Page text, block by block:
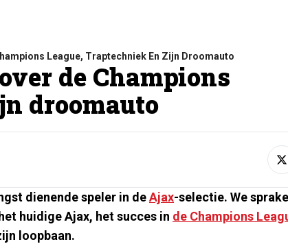
League, Traptechniek En Zijn Droomauto
de Champions
droomauto
dienende speler in deAjax-selectie. We
huidige Ajax, het succes in de Champions
loopbaan.